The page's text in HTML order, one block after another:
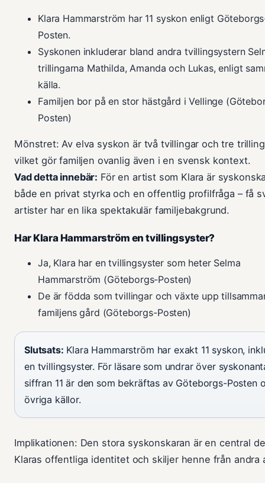
Klara Hammarström har 11 syskon enligt
Posten.
Syskonen inkluderar bland andra tvillingsystern
trillingarna Mathilda, Amanda och Lukas, enligt
källa.
Familjen bor på en stor hästgård i Vellinge
Posten)
Mönstret: Av elva syskon är två tvillingar och tre
vilket gör familjen ovanlig även i en svensk kontext.
Vad detta innebär: För en artist som Klara är
både en privat styrka och en offentlig profilfråga – få
artister har en lika spektakulär familjebakgrund.
Har Klara Hammarström en tvillingsyster?
Ja, Klara har en tvillingsyster som heter Selma
Hammarström (Göteborgs-Posten)
De är födda som tvillingar och växte upp
familjens gård (Göteborgs-Posten)
Slutsats: Klara Hammarström har exakt 11 syskon,
en tvillingsyster. För läsare som undrar över
siffran 11 är den som bekräftas av Göteborgs-Posten
övriga källor.
Implikationen: Den stora syskonskaran är en central
Klaras offentliga identitet och skiljer henne från andra